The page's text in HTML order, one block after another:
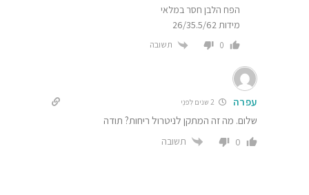
הפח הלבן חסר במלאי
מידות 26/35.5/62
0 תשובה
עפרה
שלום. מה זה המתקן לניטרול ריחות? תודה
0 תשובה